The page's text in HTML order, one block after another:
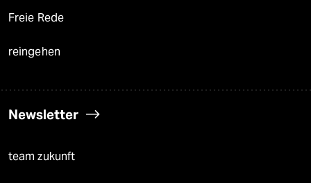
Freie Rede
reingehen
Newsletter
team zukunft